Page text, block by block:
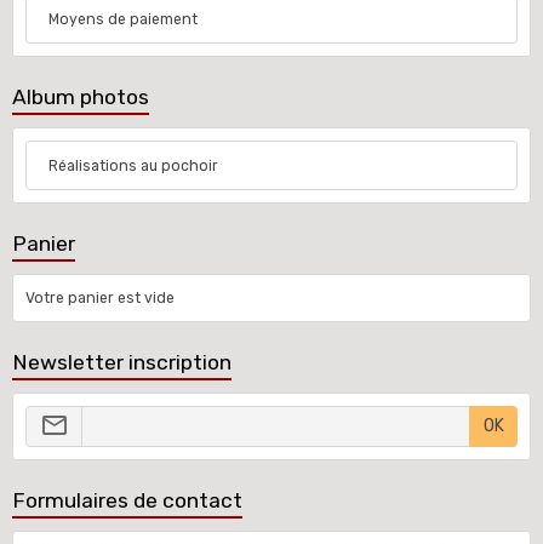
Moyens de paiement
Album photos
Réalisations au pochoir
Panier
Votre panier est vide
Newsletter inscription
OK
Formulaires de contact